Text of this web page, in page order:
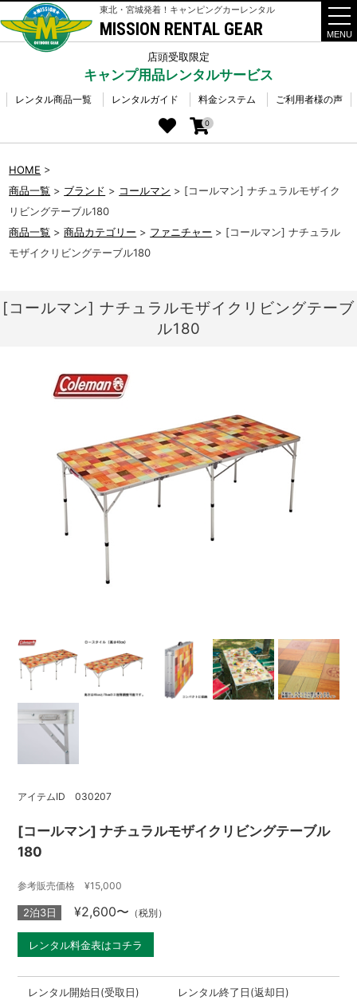
東北・宮城発着！キャンピングカーレンタル
MISSION RENTAL GEAR
t
o
n
g
店頭受取限定
キャンプ用品レンタルサービス
レンタル商品一覧 レンタルガイド 料金システム ご利用者様の声
0
HOME >
商品一覧 > ブランド > コールマン > [コールマン] ナチュラルモザイク
リビングテーブル180
商品一覧 >商品カテゴリー > ファニチャー > [コールマン] ナチュラル
モザイクリビングテーブル180
[コールマン] ナチュラルモザイクリビングテーブ
ル180
アイテムID 030207
[コールマン] ナチュラルモザイクリビングテーブル
180
参考販売価格 ¥15,000
2泊3日 ¥2,600〜 （税別）
レンタル料金表はコチラ
レンタル開始日(受取日) レンタル終了日(返却日)